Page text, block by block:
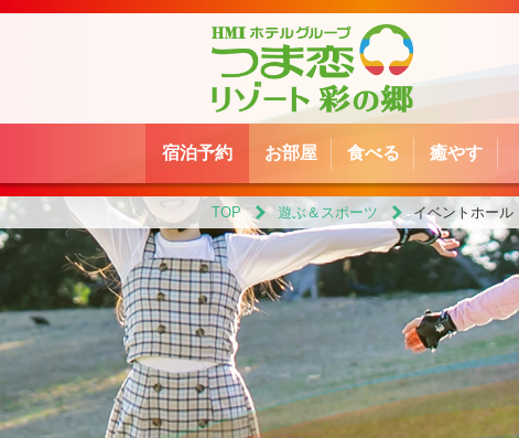
宿泊予約 お部屋 食べる 癒やす
TOP 遊ぶ＆スポーツ イベントホール